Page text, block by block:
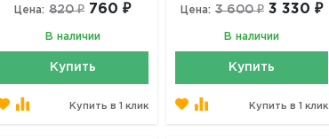
Цена: 820 ₽ 760 ₽
В наличии
Купить
Купить в 1 клик
Цена: 3 600 ₽ 3 330 ₽
В наличии
Купить
Купить в 1 клик